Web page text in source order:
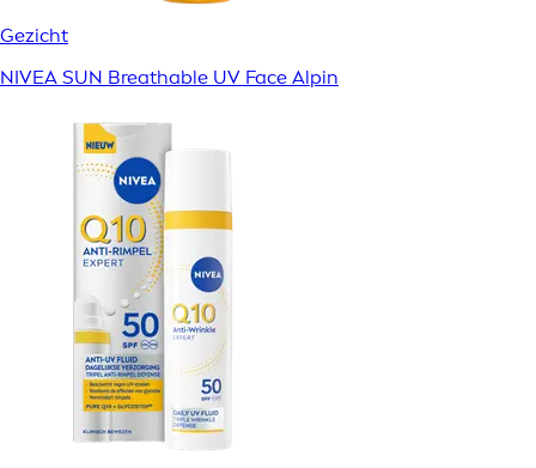
Gezicht
NIVEA SUN Breathable UV Face Alpin